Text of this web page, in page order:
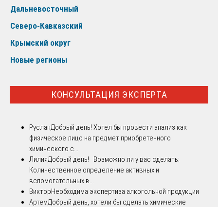
Дальневосточный
Северо-Кавказский
Крымский округ
Новые регионы
КОНСУЛЬТАЦИЯ ЭКСПЕРТА
РусланДобрый день! Хотел бы провести анализ как
физическое лицо на предмет приобретенного
химического с...
ЛилияДобрый день! Возможно ли у вас сделать:
Количественное определение активных и
вспомогательных в...
ВикторНеобходима экспертиза алкогольной продукции
АртемДобрый день, хотели бы сделать химические